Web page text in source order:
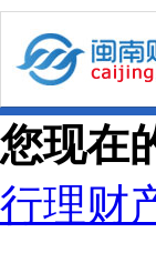
您现在
行理财